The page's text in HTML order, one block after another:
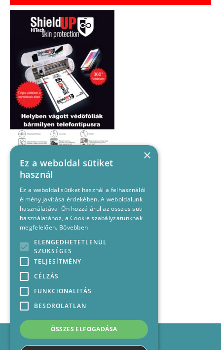
Impresszum
×
Ez a weboldal sütiket
használ
Ez a weboldal sütiket használ a felhasználói
élmény javítása érdekében. A weboldalunk
használatával Ön hozzájárul az összes süti
használatához, a Cookie szabályzatunknak
megfelelően. Bővebben
ELENGEDHETETLENÜL
SZÜKSÉGES
TELJESÍTMÉNY
CÉLZÁS
FUNKCIONALITÁS
BESOROLATLAN
ÖSSZES ELFOGADÁSA